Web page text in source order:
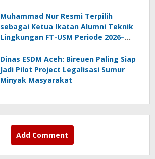
Muhammad Nur Resmi Terpilih
sebagai Ketua Ikatan Alumni Teknik
Lingkungan FT-USM Periode 2026–
Dinas ESDM Aceh: Bireuen Paling Siap
Jadi Pilot Project Legalisasi Sumur
Minyak Masyarakat
Add Comment